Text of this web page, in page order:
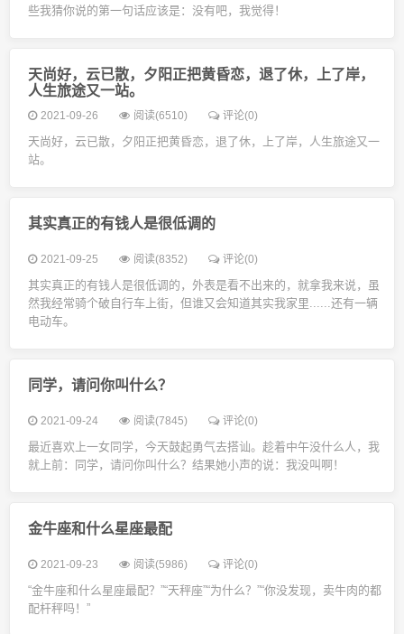
些我猜你说的第一句话应该是：没有吧，我觉得！
天尚好，云已散，夕阳正把黄昏恋，退了休，上了岸，
人生旅途又一站。
2021-09-26 阅读(6510) 评论(0)
天尚好，云已散，夕阳正把黄昏恋，退了休，上了岸，人生旅途又一
站。
其实真正的有钱人是很低调的
2021-09-25 阅读(8352) 评论(0)
其实真正的有钱人是很低调的，外表是看不出来的，就拿我来说，虽
然我经常骑个破自行车上街，但谁又会知道其实我家里......还有一辆
电动车。
同学，请问你叫什么？
2021-09-24 阅读(7845) 评论(0)
最近喜欢上一女同学，今天鼓起勇气去搭讪。趁着中午没什么人，我
就上前：同学，请问你叫什么？结果她小声的说：我没叫啊！
金牛座和什么星座最配
2021-09-23 阅读(5986) 评论(0)
“金牛座和什么星座最配？”“天秤座”“为什么？”“你没发现，卖牛肉的都
配杆秤吗！”